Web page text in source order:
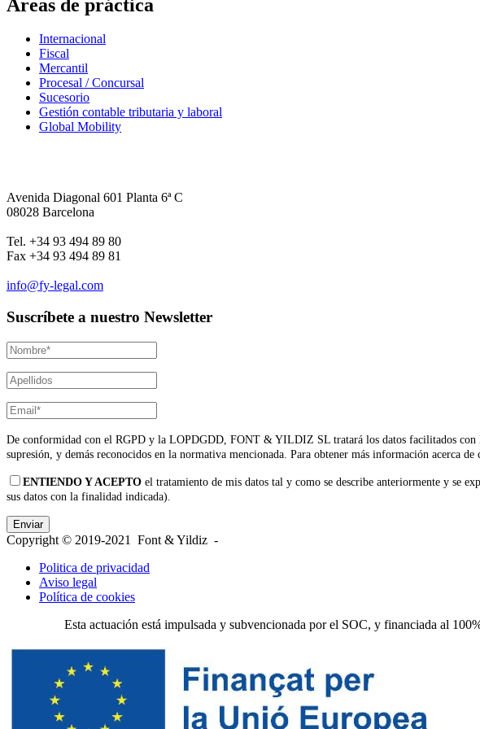
Áreas de práctica
Internacional
Fiscal
Mercantil
Procesal / Concursal
Sucesorio
Gestión contable tributaria y laboral
Global Mobility
Avenida Diagonal 601 Planta 6ª C
08028 Barcelona
Tel. +34 93 494 89 80
Fax +34 93 494 89 81
info@fy-legal.com
Suscríbete a nuestro Newsletter
De conformidad con el RGPD y la LOPDGDD, FONT & YILDIZ SL tratará los datos facilitados con
supresión, y demás reconocidos en la normativa mencionada. Para obtener más información acerca de
ENTIENDO Y ACEPTO el tratamiento de mis datos tal y como se describe anteriormente y se
sus datos con la finalidad indicada).
Copyright © 2019-2021 Font & Yildiz -
Politica de privacidad
Aviso legal
Política de cookies
Esta actuación está impulsada y subvencionada por el SOC, y financiada al